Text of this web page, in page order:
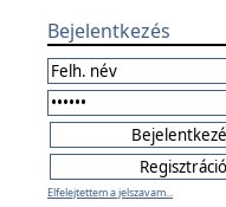
Bejelentkezés
Elfelejtettem a jelszavam...